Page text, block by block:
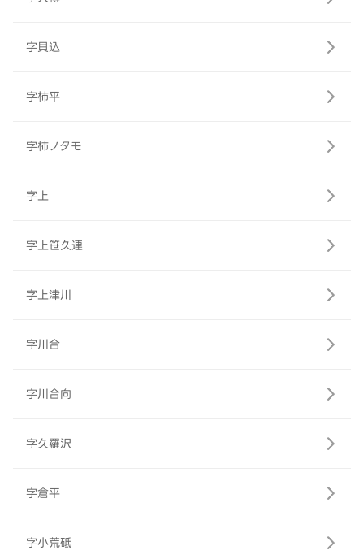
字貝込
字柿平
字柿ノタモ
字上
字上笹久連
字上津川
字川合
字川合向
字久羅沢
字倉平
字小荒砥